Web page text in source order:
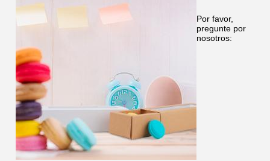
Por favor,
pregunte por
nosotros: